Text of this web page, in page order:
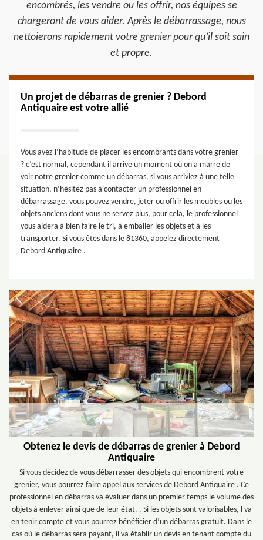
encombrés, les vendre ou les offrir, nos équipes se
chargeront de vous aider. Après le débarrassage, nous
nettoierons rapidement votre grenier pour qu’il soit sain
et propre.
Un projet de débarras de grenier ? Debord
Antiquaire est votre allié
Vous avez l’habitude de placer les encombrants dans votre grenier
? c’est normal, cependant il arrive un moment où on a marre de
voir notre grenier comme un débarras, si vous arriviez à une telle
situation, n’hésitez pas à contacter un professionnel en
débarrassage, vous pouvez vendre, jeter ou offrir les meubles ou les
objets anciens dont vous ne servez plus, pour cela, le professionnel
vous aidera à bien faire le tri, à emballer les objets et à les
transporter. Si vous êtes dans le 81360, appelez directement
Debord Antiquaire .
Obtenez le devis de débarras de grenier à Debord
Antiquaire
Si vous décidez de vous débarrasser des objets qui encombrent votre
grenier, vous pourrez faire appel aux services de Debord Antiquaire . Ce
professionnel en débarras va évaluer dans un premier temps le volume des
objets à enlever ainsi que de leur état. . Si les objets sont valorisables, l va
en tenir compte et vous pourrez bénéficier d’un débarras gratuit. Dans le
cas où le débarras sera payant, il va établir un devis en tenant compte du